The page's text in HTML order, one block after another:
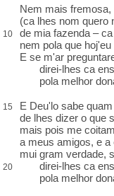
Nem mais fremosa,
(ca lhes nom quero
10 de mia fazenda –
nem pola que
E se m'ar
direi-lhes ca
pola melhor
15
E Deu'lo sabe
de lhes dizer o que
mais pois me
a meus amigos, e a
mui gram verdade,
20
direi-lhes ca
pola melhor